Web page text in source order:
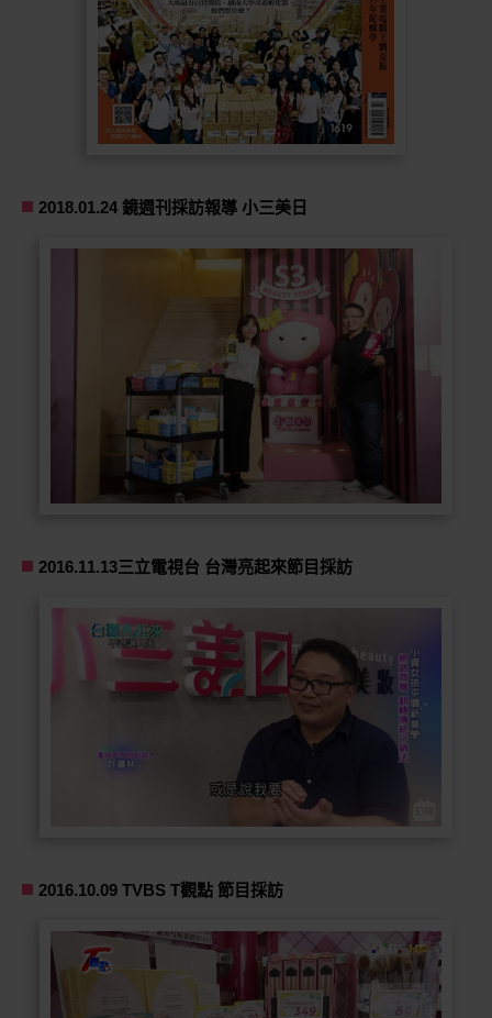
2018.01.24 鏡週刊採訪報導 小三美日
2016.11.13三立電視台 台灣亮起來節目採訪
2016.10.09 TVBS T觀點 節目採訪